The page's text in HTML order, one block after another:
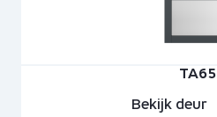
TA65
Bekijk deur